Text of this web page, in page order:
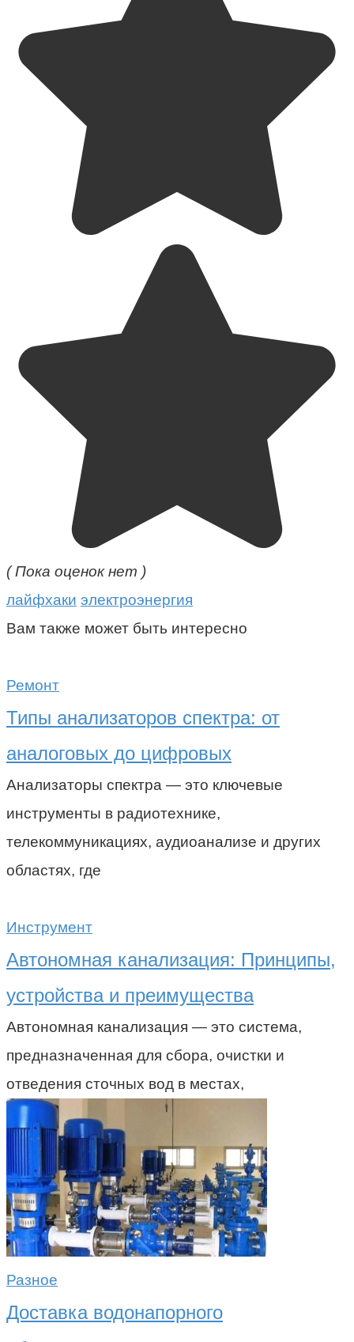
( Пока оценок нет )
лайфхаки электроэнергия
Вам также может быть интересно
Ремонт
Типы анализаторов спектра: от
аналоговых до цифровых
Анализаторы спектра — это ключевые
инструменты в радиотехнике,
телекоммуникациях, аудиоанализе и других
областях, где
Инструмент
Автономная канализация: Принципы,
устройства и преимущества
Автономная канализация — это система,
предназначенная для сбора, очистки и
отведения сточных вод в местах,
Разное
Доставка водонапорного